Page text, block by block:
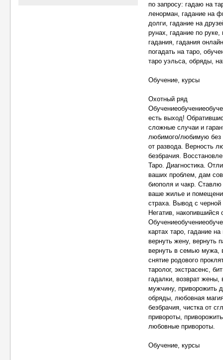
по запросу: гадаю на
ленорман, гадание на
долги, гадание на
рунах, гадание по руке,
гадания, гадания
погадать на таро,
таро уэльса, обряды,
Обучение, курсы
Охотный ряд
есть выход!
сложные случаи и
любимого/любимую без
от развода. Верность
безбрачия.
Таро. Диагностика.
ваших проблем, дам
биополя и чакр.
ваше жилье и
страха. Вывод с
Негатив,
картах таро, гадание
вернуть жену, вернуть
вернуть в семью мужа,
снятие родового
таролог, экстрасенс,
гадалки, возврат жены,
мужчину, приворожить
обряды, любовная
безбрачия, чистка от
привороты,
любовные привороты.
Обучение, курсы